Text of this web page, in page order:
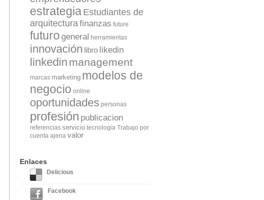
estrategia Estudiantes de
arquitectura finanzas future
futuro general herramientas
innovación libro likedin
linkedin management
marcas marketing modelos de
negocio online
oportunidades personas
profesión publicacion
referencias servicio tecnologia Trabajo por
cuenta ajena valor
Enlaces
Delicious
Facebook